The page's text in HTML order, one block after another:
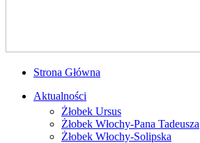
Strona Główna
Aktualności
Żłobek Ursus
Żłobek Włochy-Pana Tadeusza
Żłobek Włochy-Solipska